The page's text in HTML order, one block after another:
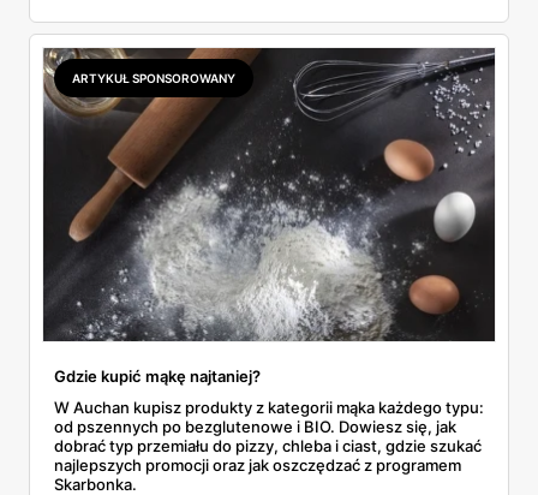
2,99 zł za kilogram, ale wyłącznie w sobotę z aplikacją. Aldi
odpowiada masłem za 2,99 zł. Werdykt w skrócie:
najwięcej wyciśniesz z Biedronki, po świeże warzywa jedź
do Aldi.
ARTYKUŁ SPONSOROWANY
Gdzie kupić mąkę najtaniej?
W Auchan kupisz produkty z kategorii mąka każdego typu:
od pszennych po bezglutenowe i BIO. Dowiesz się, jak
dobrać typ przemiału do pizzy, chleba i ciast, gdzie szukać
najlepszych promocji oraz jak oszczędzać z programem
Skarbonka.